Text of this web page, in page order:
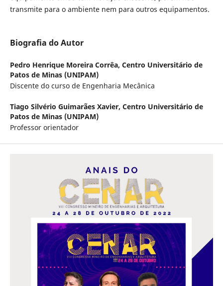
transmite para o ambiente nem para outros equipamentos.
Biografia do Autor
Pedro Henrique Moreira Corrêa, Centro Universitário de
Patos de Minas (UNIPAM)
Discente do curso de Engenharia Mecânica
Tiago Silvério Guimarães Xavier, Centro Universitário de
Patos de Minas (UNIPAM)
Professor orientador